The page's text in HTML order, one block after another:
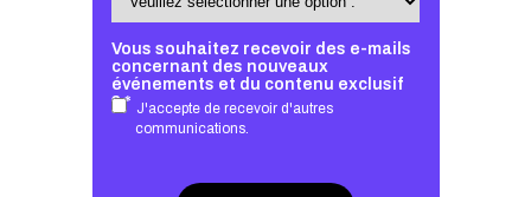
Vous souhaitez recevoir des e-mails
concernant des nouveaux
événements et du contenu exclusif
? * J'accepte de recevoir d'autres
communications.